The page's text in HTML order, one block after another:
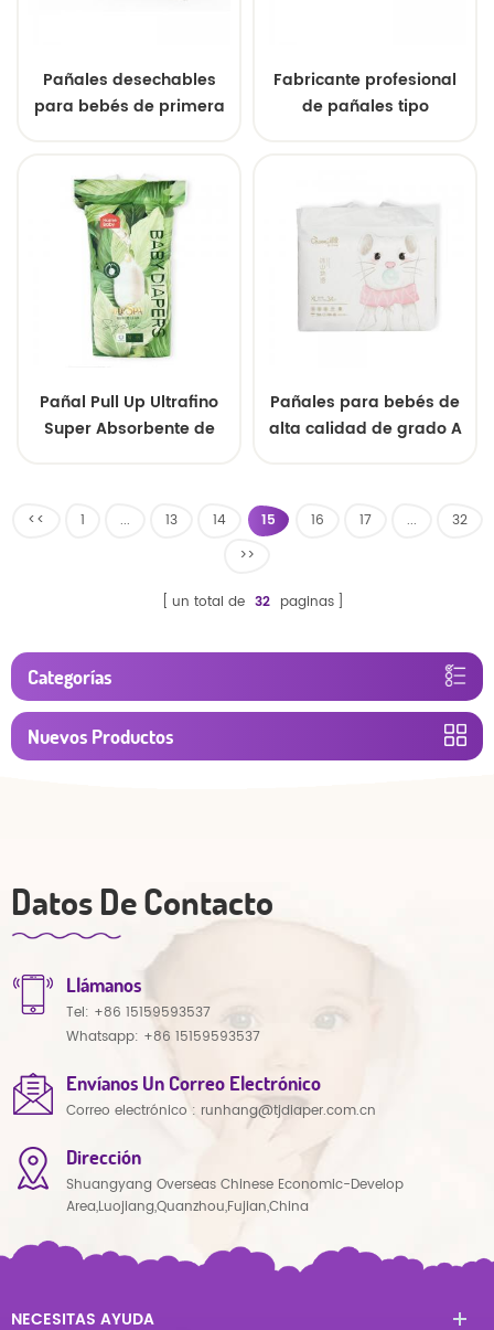
Pañales desechables
para bebés de primera
chino de pañales para
dormir personalizados
con marca privada.
Fabricante profesional
de pañales tipo
Pañal Pull Up Ultrafino
Super Absorbente de
Pañales para bebés de
alta calidad de grado A
disponibles para venta
<< 1 ... 13 14 15 16 17 ...
32
>>
un total de 32 paginas
Categorías
Nuevos Productos
Datos De Contacto
Llámanos
Tel: +86 15159593537
Whatsapp: +86 15159593537
Envíanos Un Correo Electrónico
Correo electrónico : runhang@tjdiaper.com.cn
Dirección
Shuangyang Overseas Chinese Economic-Develop
Area,Luojiang,Quanzhou,Fujian,China
NECESITAS AYUDA